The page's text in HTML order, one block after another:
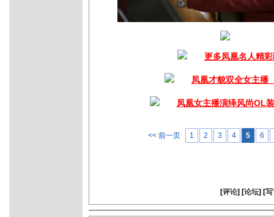
更多凤凰名人精
凤凰才貌双全女主播
凤凰女主播演绎风尚OL
<< 前一页 1 2 3 4 5 6
[评论] [论坛] [